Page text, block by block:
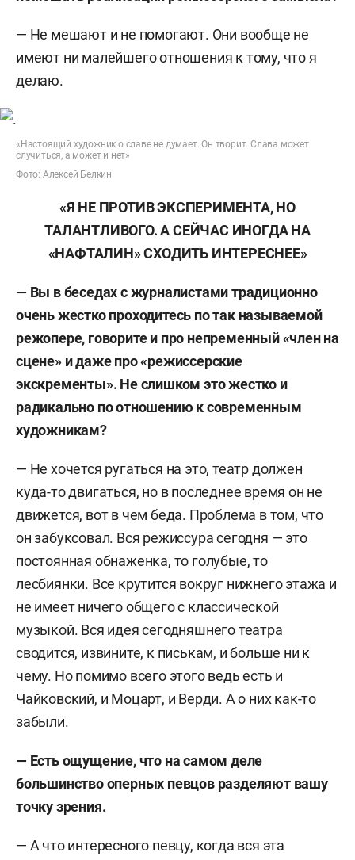
— Не мешают и не помогают. Они вообще не
имеют ни малейшего отношения к тому, что я
делаю.
«Настоящий художник о славе не думает. Он творит. Слава может
случиться, а может и нет»
Фото: Алексей Белкин
«Я НЕ ПРОТИВ ЭКСПЕРИМЕНТА, НО
ТАЛАНТЛИВОГО. А СЕЙЧАС ИНОГДА НА
«НАФТАЛИН» СХОДИТЬ ИНТЕРЕСНЕЕ»
— Вы в беседах с журналистами традиционно
очень жестко проходитесь по так называемой
режопере, говорите и про непременный «член на
сцене» и даже про «режиссерские
экскременты». Не слишком это жестко и
радикально по отношению к современным
художникам?
— Не хочется ругаться на это, театр должен
куда-то двигаться, но в последнее время он не
движется, вот в чем беда. Проблема в том, что
он забуксовал. Вся режиссура сегодня — это
постоянная обнаженка, то голубые, то
лесбиянки. Все крутится вокруг нижнего этажа и
не имеет ничего общего с классической
музыкой. Вся идея сегодняшнего театра
сводится, извините, к писькам, и больше ни к
чему. Но помимо всего этого ведь есть и
Чайковский, и Моцарт, и Верди. А о них как-то
забыли.
— Есть ощущение, что на самом деле
большинство оперных певцов разделяют вашу
точку зрения.
— А что интересного певцу, когда вся эта